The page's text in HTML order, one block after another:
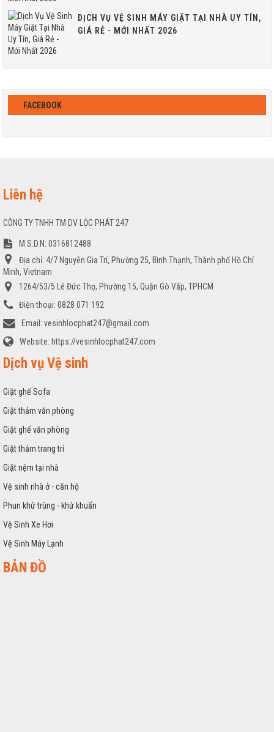
DỊCH VỤ VỆ SINH MÁY GIẶT TẠI NHÀ UY TÍN,
GIÁ RẺ - MỚI NHẤT 2026
FACEBOOK
Liên hệ
CÔNG TY TNHH TM DV LỘC PHÁT 247
M.S.D.N: 0316812488
Địa chỉ: 4/7 Nguyễn Gia Trí, Phường 25, Bình Thạnh, Thành phố Hồ Chí
Minh, Vietnam
1264/53/5 Lê Đức Thọ, Phường 15, Quận Gò Vấp, TPHCM
Điện thoại: 0828 071 192
Email: vesinhlocphat247@gmail.com
Website: https://vesinhlocphat247.com
Dịch vụ Vệ sinh
Giặt ghế Sofa
Giặt thảm văn phòng
Giặt ghế văn phòng
Giặt thảm trang trí
Giặt nệm tại nhà
Vệ sinh nhà ở - căn hộ
Phun khử trùng - khử khuẩn
Vệ Sinh Xe Hơi
Vệ Sinh Máy Lạnh
BẢN ĐỒ